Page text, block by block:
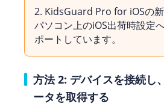
2. KidsGuard Pro for iOSの新
パソコン上のiOS出荷時設定
ポートしています。
方法 2: デバイスを接続し
ータを取得する